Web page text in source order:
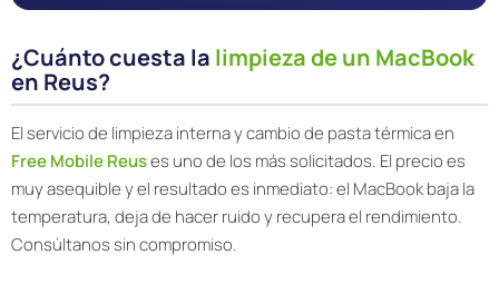
¿Cuánto cuesta la limpieza de un MacBook
en Reus?
El servicio de limpieza interna y cambio de pasta térmica en
Free Mobile Reuses uno de los más solicitados. El precio es
muy asequible y el resultado es inmediato: el MacBook baja la
temperatura, deja de hacer ruido y recupera el rendimiento.
Consúltanos sin compromiso.